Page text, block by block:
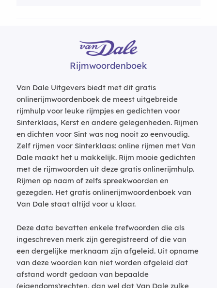
Rijmwoordenboek
Van Dale Uitgevers biedt met dit gratis
onlinerijmwoordenboek de meest uitgebreide
rijmhulp voor leuke rijmpjes en gedichten voor
Sinterklaas, Kerst en andere gelegenheden. Rijmen
en dichten voor Sint was nog nooit zo eenvoudig.
Zelf rijmen voor Sinterklaas: online rijmen met Van
Dale maakt het u makkelijk. Rijm mooie gedichten
met de rijmwoorden uit deze gratis onlinerijmhulp.
Rijmen op naam of zelfs spreekwoorden en
gezegden. Het gratis onlinerijmwoordenboek van
Van Dale staat altijd voor u klaar.
Deze data bevatten enkele trefwoorden die als
ingeschreven merk zijn geregistreerd of die van
een dergelijke merknaam zijn afgeleid. Uit opname
van deze woorden kan niet worden afgeleid dat
afstand wordt gedaan van bepaalde
(eigendoms)rechten, dan wel dat Van Dale zulke